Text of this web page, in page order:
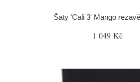
Šaty 'Cali 3' Mango
1 049 Kč